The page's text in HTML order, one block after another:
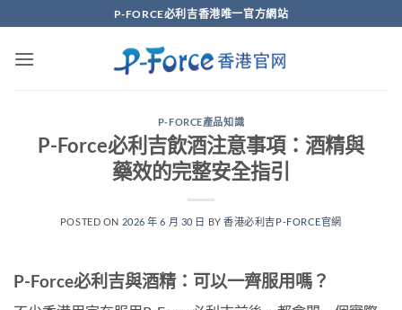
to
content
P-FORCE必利吉香港唯一官方網站
P-FORCE產品知識
P-Force必利吉飲酒注意事項：酒精與
藥效的完整安全指引
POSTED ON 2026 年 6 月 30 日 BY香港必利吉P-FORCE官網
P-Force必利吉與酒精：可以一齊服用嗎？